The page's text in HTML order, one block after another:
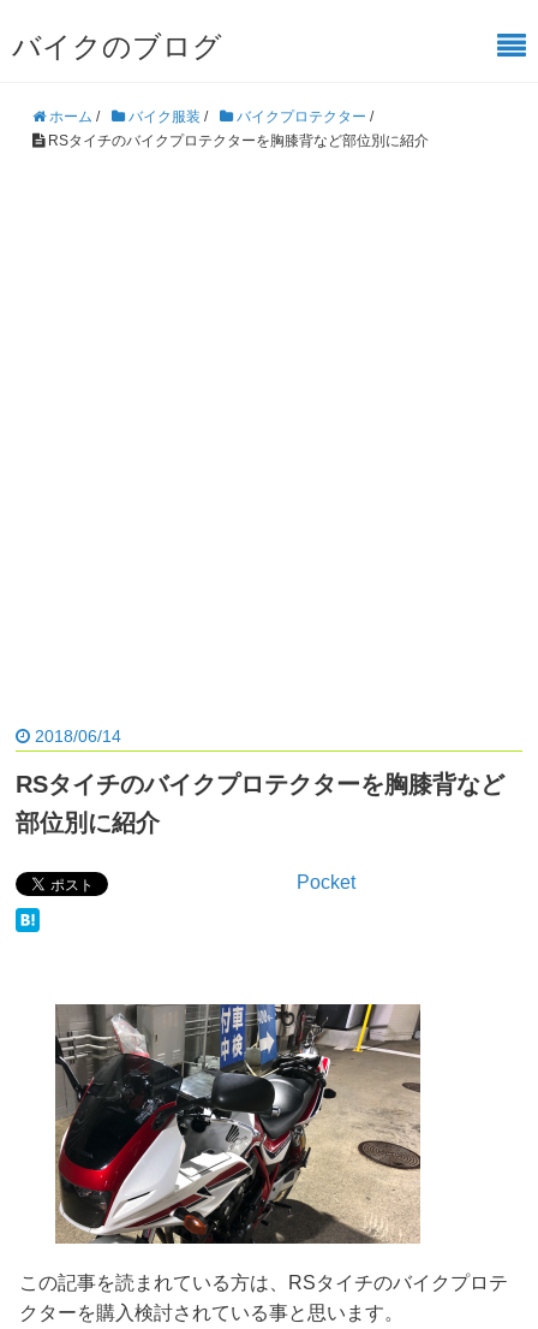
バイクのブログ
ホーム / バイク服装 / バイクプロテクター /
RSタイチのバイクプロテクターを胸膝背など部位別に紹介
2018/06/14
RSタイチのバイクプロテクターを胸膝背など
部位別に紹介
Pocket
この記事を読まれている方は、RSタイチのバイクプロテ
クターを購入検討されている事と思います。